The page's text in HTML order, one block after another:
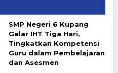
SMP Negeri 6 Kupang
Gelar IHT Tiga Hari,
Tingkatkan Kompetensi
Guru dalam Pembelajaran
dan Asesmen